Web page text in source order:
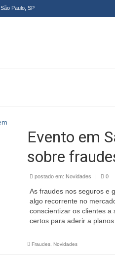
São Paulo, SP
Evento em
sobre
postado em: Novidades | 0
As fraudes nos seguros e
algo recorrente no
conscientizar os clientes
certos para aderir a
Fraudes, Novidades